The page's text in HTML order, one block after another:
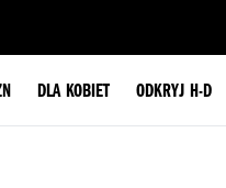
DLA KOBIET ODKRYJ H-D